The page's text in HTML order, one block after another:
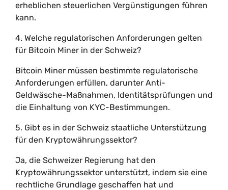
erheblichen steuerlichen Vergünstigungen führen
kann.
4. Welche regulatorischen Anforderungen gelten
für Bitcoin Miner in der Schweiz?
Bitcoin Miner müssen bestimmte regulatorische
Anforderungen erfüllen, darunter Anti-
Geldwäsche-Maßnahmen, Identitätsprüfungen und
die Einhaltung von KYC-Bestimmungen.
5. Gibt es in der Schweiz staatliche Unterstützung
für den Kryptowährungssektor?
Ja, die Schweizer Regierung hat den
Kryptowährungssektor unterstützt, indem sie eine
rechtliche Grundlage geschaffen hat und